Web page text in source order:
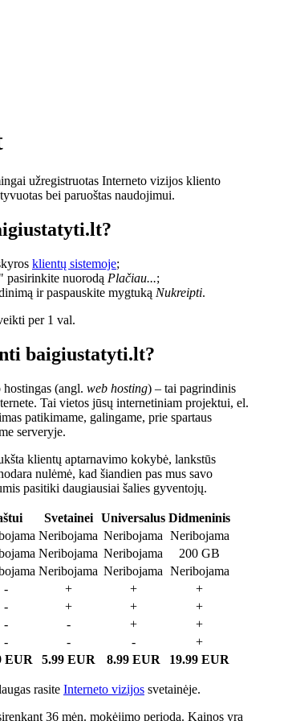
užregistruotas Interneto vizijos kliento
bei paruoštas naudojimui.
klientų sistemoje;
pasirinkite nuorodą Plačiau...;
ir paspauskite mygtuką Nukreipti.
per 1 val.
baigiustatyti.lt?
(angl. web hosting) – tai pagrindinis
Tai vietos jūsų internetiniam projektui, el.
patikimame, galingame, prie spartaus
serveryje.
klientų aptarnavimo kokybė, lankstūs
nulėmė, kad šiandien pas mus savo
pasitiki daugiausiai šalies gyventojų.
Svetainei Universalus Didmeninis
Neribojama Neribojama Neribojama
Neribojama Neribojama
200 GB
Neribojama Neribojama Neribojama
- + +
+
- + +
+
- - +
+
- - -
+
EUR 5.99 EUR 8.99 EUR 19.99 EUR
rasite Interneto vizijos svetainėje.
36 mėn. mokėjimo periodą. Kainos yra